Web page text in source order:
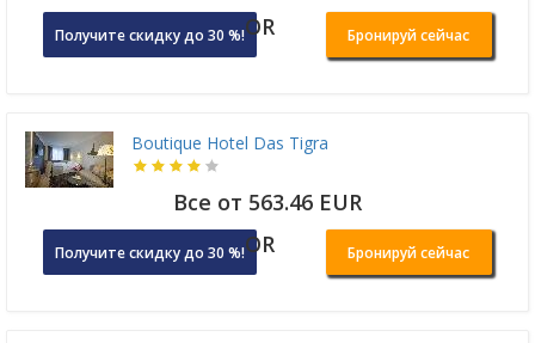
Получите скидку до 30 %!OR Бронируй сейчас
Boutique Hotel Das Tigra
Все от 563.46 EUR
Получите скидку до 30 %!OR Бронируй сейчас